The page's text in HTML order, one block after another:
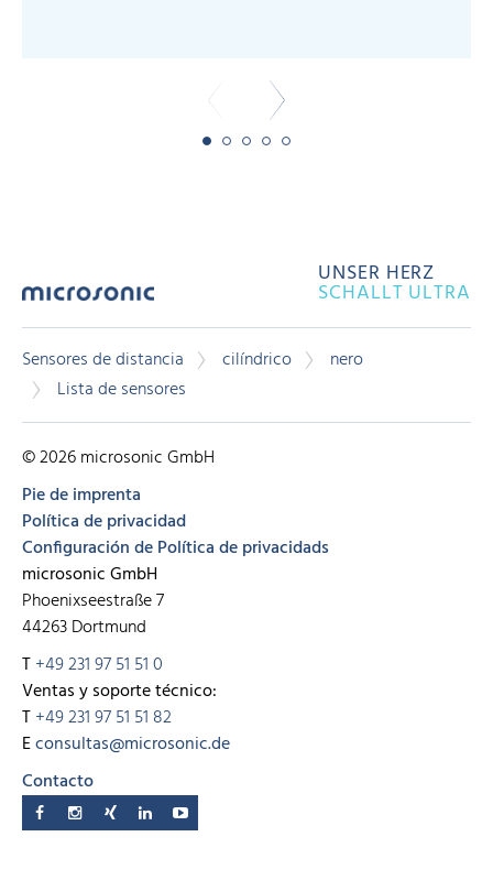
UNSER HERZ
SCHALLT ULTRA
Sensores de distancia cilíndrico
nero
Lista de sensores
© 2026 microsonic GmbH
Pie de imprenta
Política de privacidad
Configuración de Política de privacidads
microsonic GmbH
Phoenixseestraße 7
44263 Dortmund
T+49 231 97 51 51 0
Ventas y soporte técnico:
T+49 231 97 51 51 82
Econsultas@microsonic.de
Contacto